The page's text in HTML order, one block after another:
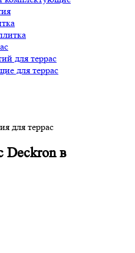
для террас
для террас
для террас
Deckron в